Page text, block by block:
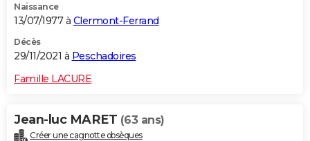
Naissance
13/07/1977 à Clermont-Ferrand
Décès
29/11/2021 à Peschadoires
Famille LACURE
Jean-luc MARET (63 ans)
Créer une cagnotte obsèques